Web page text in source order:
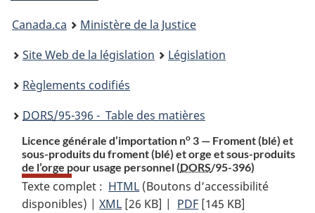
You
are
here:
Canada.ca
Ministère de la Justice
Site Web de la législation
Législation
Règlements codifiés
DORS/95-396 - Table des matières
Licence générale d’importation no 3 — Froment (blé) et
sous-produits du froment (blé) et orge et sous-produits
de l’orge pour usage personnel (DORS/95-396)
Texte complet : HTML Texte
complet
(Boutons d’accessibilité
disponibles) |XML Texte
[26 KB] | PDF Texte
[145 KB]